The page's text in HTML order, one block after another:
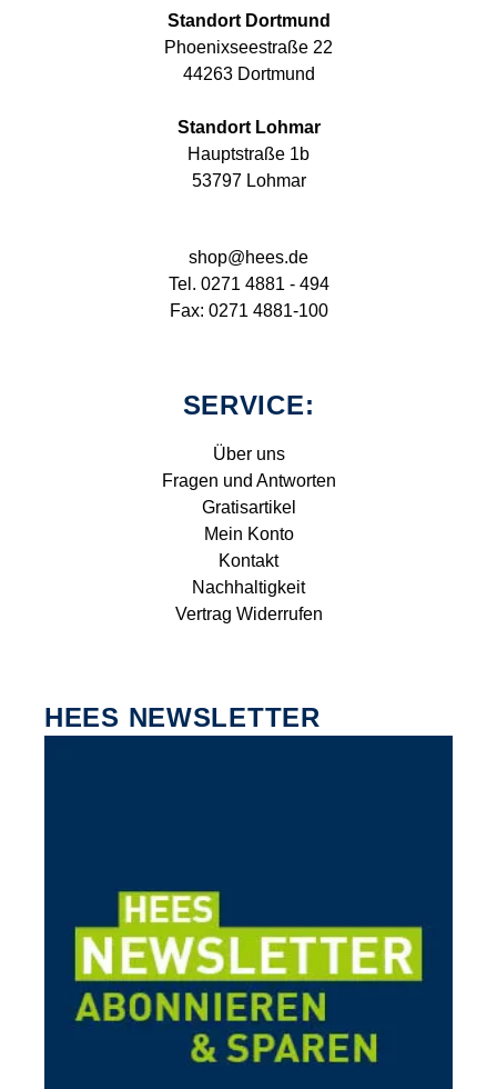
Standort Dortmund
Phoenixseestraße 22
44263 Dortmund
Standort Lohmar
Hauptstraße 1b
53797 Lohmar
shop@hees.de
Tel. 0271 4881 - 494
Fax: 0271 4881-100
SERVICE:
Über uns
Fragen und Antworten
Gratisartikel
Mein Konto
Kontakt
Nachhaltigkeit
Vertrag Widerrufen
HEES NEWSLETTER